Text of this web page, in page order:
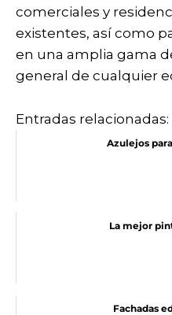
comerciales y
existentes, así como
en una amplia gama
general de cualquier
Entradas relacionadas:
Azulejos
La mejor
Fachadas